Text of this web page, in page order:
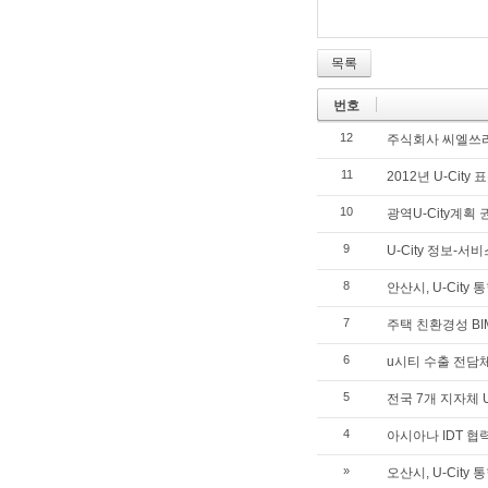
목록
번호
12 주식회사 씨엘쓰
11 2012년 U-City
10 광역U-City계획
9 U-City 정보-서비
8 안산시, U-City
7 주택 친환경성
6 u시티 수출 전담
5 전국 7개 지자체
4 아시아나 IDT 협
» 오산시, U-City